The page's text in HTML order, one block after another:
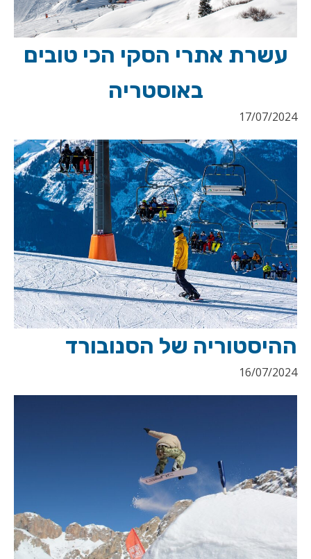
עשרת אתרי הסקי הכי טובים
באוסטריה
17/07/2024
ההיסטוריה של הסנובורד
16/07/2024